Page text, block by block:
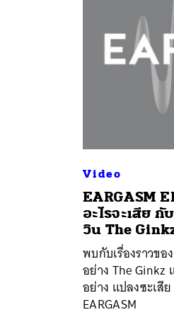
Video
EARGASM
อะไรจะเสีย
วิน The
พบกับเรื่องราวข
อย่าง The Ginkz
อย่าง แปลงซะเสี
EARGASM